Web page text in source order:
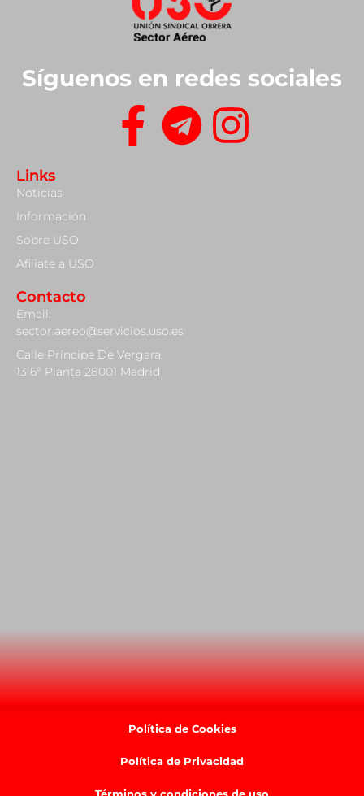
Síguenos en redes sociales
Links
Noticias
Información
Sobre USO
Afiliate a USO
Contacto
Email:
sector.aereo@servicios.uso.es
Calle Príncipe De Vergara,
13 6º Planta 28001 Madrid
Política de Cookies
Política de Privacidad
Términos y condiciones de uso